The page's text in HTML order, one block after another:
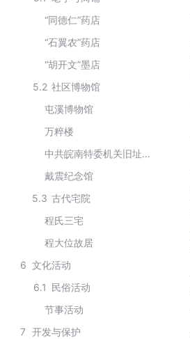
“同德仁”药店
“石翼农”药店
“胡开文”墨店
5.2 社区博物馆
屯溪博物馆
万粹楼
中共皖南特委机关旧址纪念馆
戴震纪念馆
5.3 古代宅院
程氏三宅
程大位故居
6 文化活动
6.1 民俗活动
节事活动
7 开发与保护